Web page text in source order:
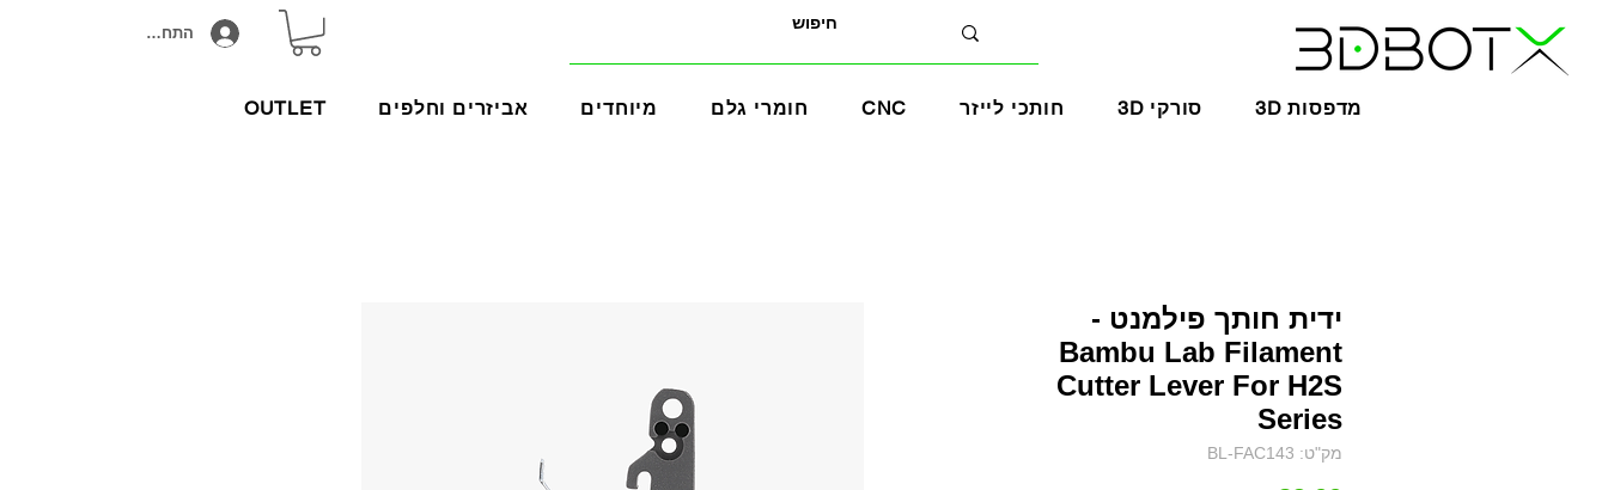
התחבר/הירשם
OUTLET אביזרים וחלפים מיוחדים חומרי גלם CNC חותכי לייזר 3D סורקי 3D מדפסות
ידית חותך פילמנט -
Bambu Lab Filament
Cutter Lever For H2S
Series
מק"ט: BL-FAC143